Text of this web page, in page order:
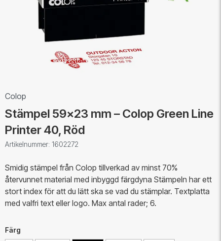
Colop
Stämpel 59x23 mm – Colop Green Line
Printer 40, Röd
Artikelnummer: 1602272
Smidig stämpel från Colop tillverkad av minst 70%
återvunnet material med inbyggd färgdyna Stämpeln har ett
stort index för att du lätt ska se vad du stämplar. Textplatta
med valfri text eller logo. Max antal rader; 6.
Färg